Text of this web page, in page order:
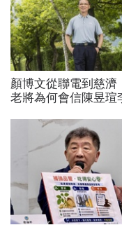
顏博文從聯電到慈濟
老將為何會信陳昱瑄
聲：將捍衛信眾捐款
文也說話